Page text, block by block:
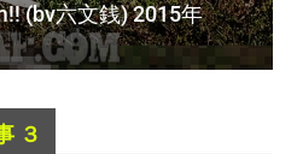
(bv六文銭) 2015年
３